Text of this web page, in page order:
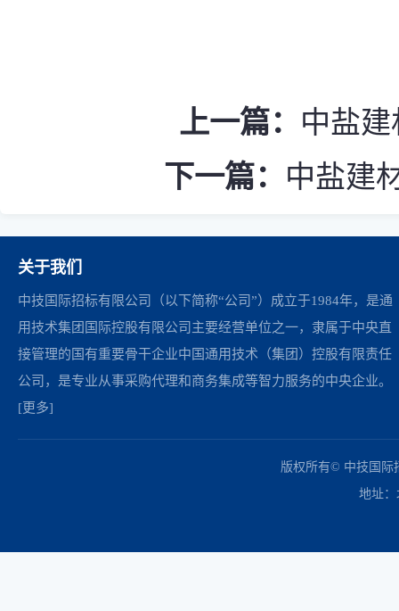
上一篇： 中盐建
下一篇： 中盐建
关于我们
中技国际招标有限公司（以下简称“公司”）成立于1984年，是通
用技术集团国际控股有限公司主要经营单位之一，隶属于中央直
接管理的国有重要骨干企业中国通用技术（集团）控股有限责任
公司，是专业从事采购代理和商务集成等智力服务的中央企业。
[更多]
版权所有© 中技国际
地址：